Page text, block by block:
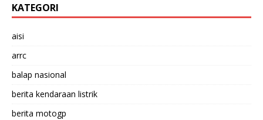
KATEGORI
aisi
arrc
balap nasional
berita kendaraan listrik
berita motogp